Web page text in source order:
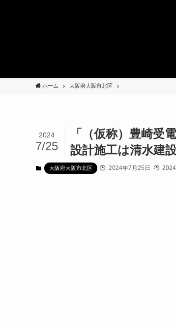
ホーム 大阪府大阪市北区
「（仮称）豊崎受
設計施工は清水建
2024
7/25
大阪府大阪市北区 2024年7月25日